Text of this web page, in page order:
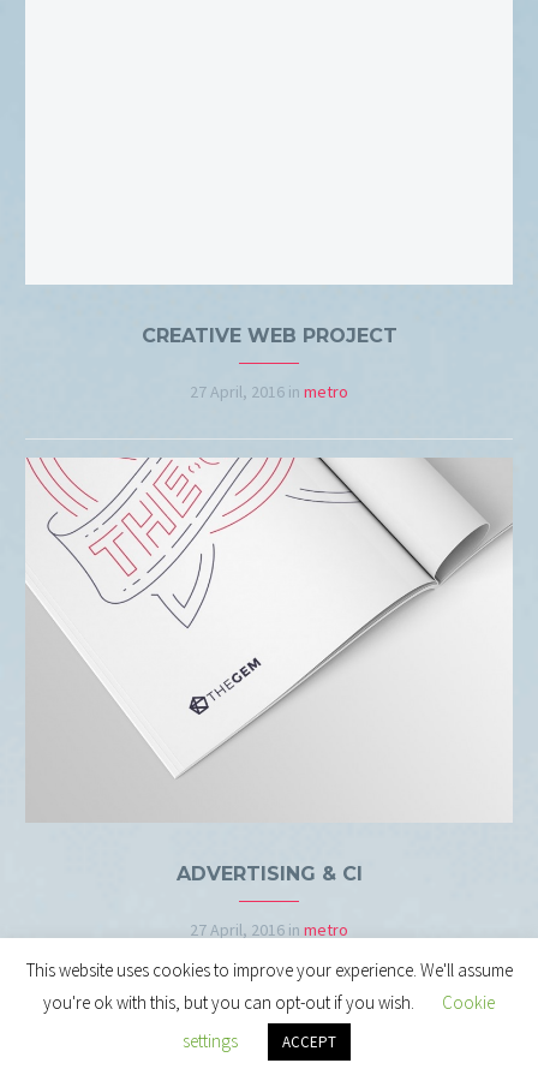
CREATIVE WEB PROJECT
27 April, 2016 in metro
ADVERTISING & CI
27 April, 2016 in metro
This website uses cookies to improve your experience. We'll assume
you're ok with this, but you can opt-out if you wish.
Cookie
settings
ACCEPT